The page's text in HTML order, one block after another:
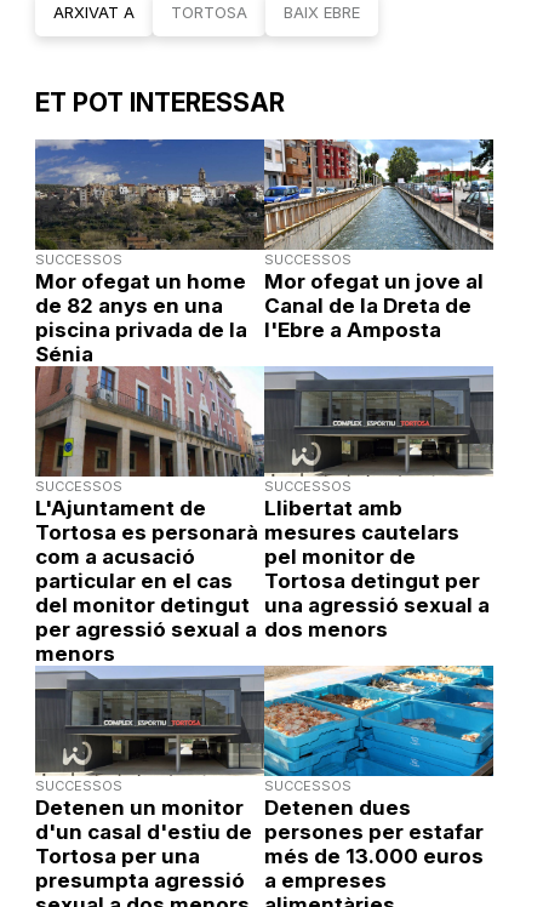
ARXIVAT A TORTOSA BAIX EBRE
ET POT INTERESSAR
SUCCESSOS
Mor ofegat un home
de 82 anys en una
piscina privada de la
Sénia
SUCCESSOS
Mor ofegat un jove al
Canal de la Dreta de
l'Ebre a Amposta
SUCCESSOS
L'Ajuntament de
Tortosa es personarà
com a acusació
particular en el cas
del monitor detingut
per agressió sexual a
menors
SUCCESSOS
Llibertat amb
mesures cautelars
pel monitor de
Tortosa detingut per
una agressió sexual a
dos menors
SUCCESSOS
Detenen un monitor
d'un casal d'estiu de
Tortosa per una
presumpta agressió
SUCCESSOS
Detenen dues
persones per estafar
més de 13.000 euros
a empreses